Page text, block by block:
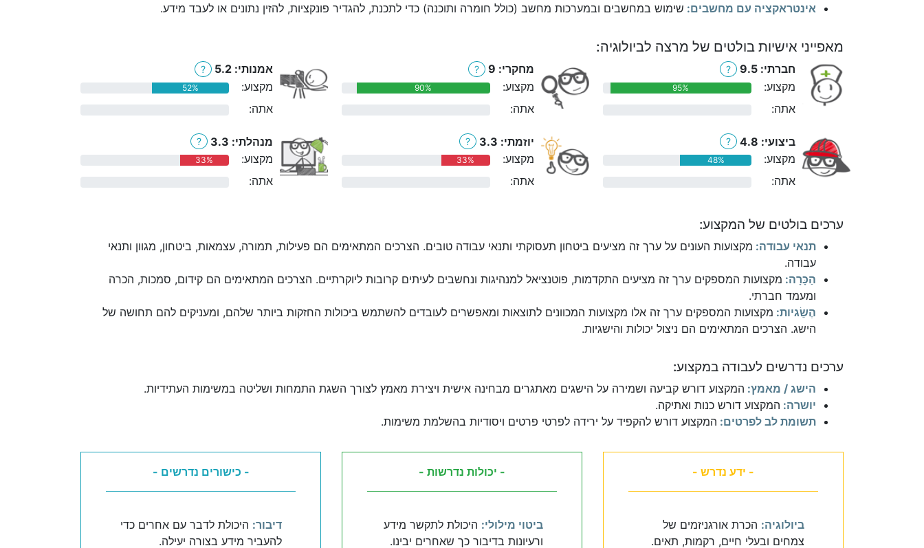
אינטראקציה עם מחשבים: שימוש במחשבים ובמערכות מחשב (כולל חומרה ותוכנה) כדי לתכנת, להגדיר פונקציות, להזין נתונים או לעבד מידע.
מאפייני אישיות בולטים של מרצה לביולוגיה:
חברתי: 9.5 ?
מקצוע: 95%
אתה:
מחקרי: 9 ?
מקצוע: 90%
אתה:
אמנותי: 5.2 ?
מקצוע: 52%
אתה:
ביצועי: 4.8 ?
מקצוע: 48%
אתה:
יוזמתי: 3.3 ?
מקצוע: 33%
אתה:
מנהלתי: 3.3 ?
מקצוע: 33%
אתה:
ערכים בולטים של המקצוע:
תנאי עבודה: מקצועות העונים על ערך זה מציעים ביטחון תעסוקתי ותנאי עבודה טובים. הצרכים המתאימים הם פעילות, תמורה, עצמאות, ביטחון, מגוון ותנאי
עבודה.
הַכָּרָה: מקצועות המספקים ערך זה מציעים התקדמות, פוטנציאל למנהיגות ונחשבים לעיתים קרובות ליוקרתיים. הצרכים המתאימים הם קידום, סמכות, הכרה
ומעמד חברתי.
הֶשֵׂגיות: מקצועות המספקים ערך זה אלו מקצועות המכוונים לתוצאות ומאפשרים לעובדים להשתמש ביכולות החזקות ביותר שלהם, ומעניקים להם תחושה של
הישג. הצרכים המתאימים הם ניצול יכולות והישגיות.
ערכים נדרשים לעבודה במקצוע:
הישג / מאמץ: המקצוע דורש קביעה ושמירה על הישגים מאתגרים מבחינה אישית ויצירת מאמץ לצורך השגת התמחות ושליטה במשימות העתידיות.
יושרה: המקצוע דורש כנות ואתיקה.
תשומת לב לפרטים: המקצוע דורש להקפיד על ירידה לפרטי פרטים ויסודיות בהשלמת משימות.
- ידע נדרש -
ביולוגיה: הכרת אורגניזמים של
צמחים ובעלי חיים, רקמות, תאים.
- יכולות נדרשות -
ביטוי מילולי: היכולת לתקשר מידע
ורעיונות בדיבור כך שאחרים יבינו.
- כישורים נדרשים -
דיבור: היכולת לדבר עם אחרים כדי
להעביר מידע בצורה יעילה.